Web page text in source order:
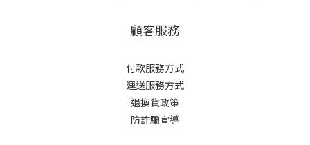
顧客服務
付款服務方式
運送服務方式
退換貨政策
防詐騙宣導